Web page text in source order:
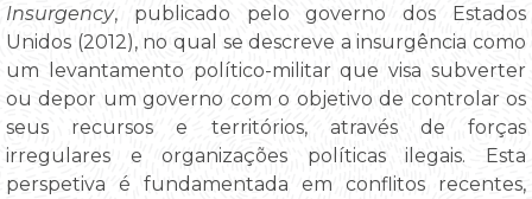
Insurgency, publicado pelo governo dos Estados
Unidos (2012), no qual se descreve a insurgência como
um levantamento político-militar que visa subverter
ou depor um governo com o objetivo de controlar os
seus recursos e territórios, através de forças
irregulares e organizações políticas ilegais. Esta
perspetiva é fundamentada em conflitos recentes,